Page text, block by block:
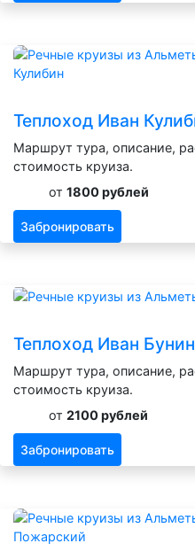
Теплоход Иван
Маршрут тура, описание,
стоимость круиза.
от 1800 рублей
Забронировать
Теплоход Иван Бунин
Маршрут тура, описание,
стоимость круиза.
от 2100 рублей
Забронировать